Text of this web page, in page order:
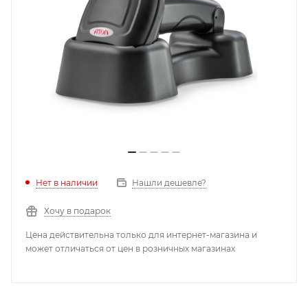
Нет в наличии Нашли дешевле?
Хочу в подарок
Цена действительна только для интернет-магазина и
может отличаться от цен в розничных магазинах